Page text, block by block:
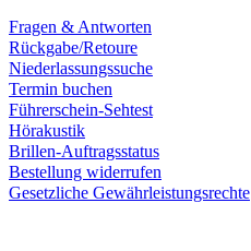
Fragen & Antworten
Rückgabe/Retoure
Niederlassungssuche
Termin buchen
Führerschein-Sehtest
Hörakustik
Brillen-Auftragsstatus
Bestellung widerrufen
Gesetzliche Gewährleistungsrechte